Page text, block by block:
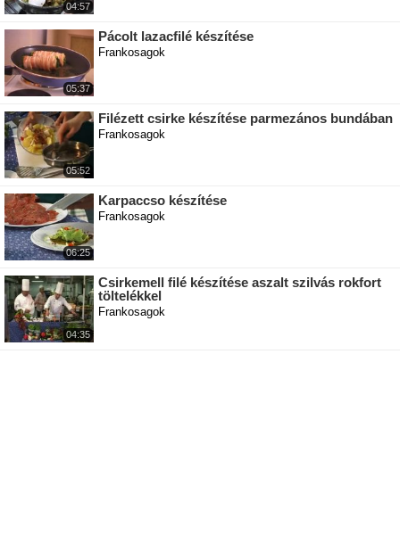
04:57
05:37
Pácolt lazacfilé készítése
Frankosagok
05:52
Filézett csirke készítése parmezános bundában
Frankosagok
06:25
Karpaccso készítése
Frankosagok
04:35
Csirkemell filé készítése aszalt szilvás rokfort
töltelékkel
Frankosagok